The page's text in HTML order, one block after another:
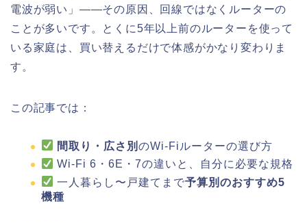
電波が弱い」——その原因、回線ではなくルーターの
ことが多いです。とくに5年以上前のルーターを使って
いる家庭は、買い替えるだけで体感がかなり変わりま
す。
この記事では：
間取り・広さ別のWi-Fiルーターの選び方
Wi-Fi 6・6E・7の違いと、自分に必要な規格
一人暮らし〜戸建てまで予算別のおすすめ5
機種